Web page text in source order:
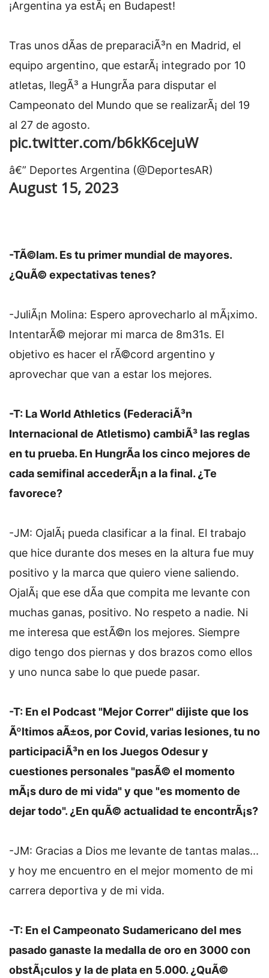
¡Argentina ya estÃ¡ en Budapest!
Tras unos dÃ­as de preparaciÃ³n en Madrid, el
equipo argentino, que estarÃ¡ integrado por 10
atletas, llegÃ³ a HungrÃ­a para disputar el
Campeonato del Mundo que se realizarÃ¡ del 19
al 27 de agosto.
pic.twitter.com/b6kK6cejuW
â€” Deportes Argentina (@DeportesAR)
August 15, 2023
-TÃ©lam. Es tu primer mundial de mayores.
¿QuÃ© expectativas tenes?
-JuliÃ¡n Molina: Espero aprovecharlo al mÃ¡ximo.
IntentarÃ© mejorar mi marca de 8m31s. El
objetivo es hacer el rÃ©cord argentino y
aprovechar que van a estar los mejores.
-T: La World Athletics (FederaciÃ³n
Internacional de Atletismo) cambiÃ³ las reglas
en tu prueba. En HungrÃ­a los cinco mejores de
cada semifinal accederÃ¡n a la final. ¿Te
favorece?
-JM: OjalÃ¡ pueda clasificar a la final. El trabajo
que hice durante dos meses en la altura fue muy
positivo y la marca que quiero viene saliendo.
OjalÃ¡ que ese dÃ­a que compita me levante con
muchas ganas, positivo. No respeto a nadie. Ni
me interesa que estÃ©n los mejores. Siempre
digo tengo dos piernas y dos brazos como ellos
y uno nunca sabe lo que puede pasar.
-T: En el Podcast "Mejor Correr" dijiste que los
Ãºltimos aÃ±os, por Covid, varias lesiones, tu no
participaciÃ³n en los Juegos Odesur y
cuestiones personales "pasÃ© el momento
mÃ¡s duro de mi vida" y que "es momento de
dejar todo". ¿En quÃ© actualidad te encontrÃ¡s?
-JM: Gracias a Dios me levante de tantas malas...
y hoy me encuentro en el mejor momento de mi
carrera deportiva y de mi vida.
-T: En el Campeonato Sudamericano del mes
pasado ganaste la medalla de oro en 3000 con
obstÃ¡culos y la de plata en 5.000. ¿QuÃ©